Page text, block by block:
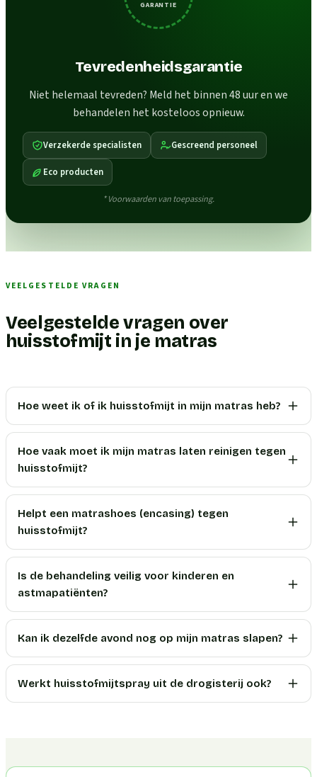
GARANTIE
Tevredenheidsgarantie
Niet helemaal tevreden? Meld het binnen 48 uur en we
behandelen het kosteloos opnieuw.
Verzekerde specialisten Gescreend personeel
Eco producten
* Voorwaarden van toepassing.
VEELGESTELDE VRAGEN
Veelgestelde vragen over
huisstofmijt in je matras
Hoe weet ik of ik huisstofmijt in mijn matras heb?
Hoe vaak moet ik mijn matras laten reinigen tegen
huisstofmijt?
Helpt een matrashoes (encasing) tegen
huisstofmijt?
Is de behandeling veilig voor kinderen en
astmapatiënten?
Kan ik dezelfde avond nog op mijn matras slapen?
Werkt huisstofmijtspray uit de drogisterij ook?